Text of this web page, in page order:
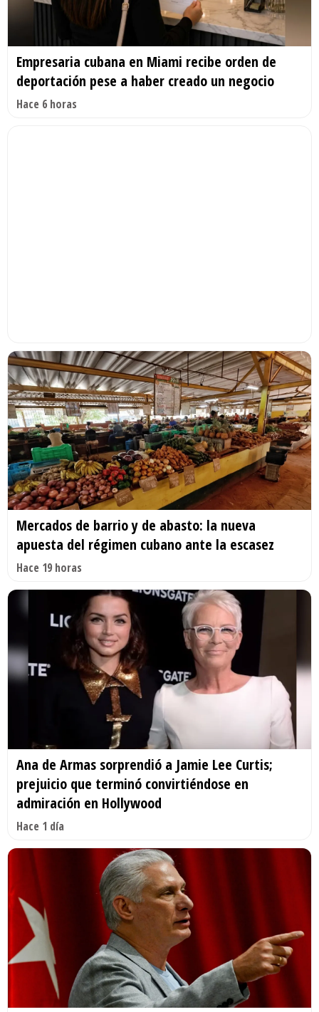
Empresaria cubana en Miami recibe orden de
deportación pese a haber creado un negocio
Hace 6 horas
Mercados de barrio y de abasto: la nueva
apuesta del régimen cubano ante la escasez
Hace 19 horas
Ana de Armas sorprendió a Jamie Lee Curtis;
prejuicio que terminó convirtiéndose en
admiración en Hollywood
Hace 1 día